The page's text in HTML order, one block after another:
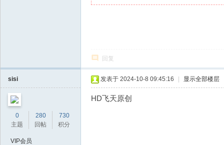
回复
sisi
0
主题
280
回帖
730
积分
VIP会员
发表于 2024-10-8 09:45:16 显示全部楼层
HD飞天原创